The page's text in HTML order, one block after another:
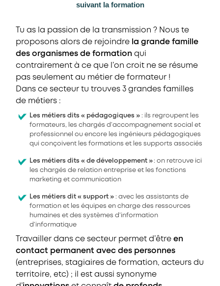
suivant la formation
Tu as la passion de la transmission ? Nous te
proposons alors de rejoindre la grande famille
des organismes de formation qui
contrairement à ce que l’on croit ne se résume
pas seulement au métier de formateur !
Dans ce secteur tu trouves 3 grandes familles
de métiers :
Les métiers dits « pédagogiques » : ils regroupent les
formateurs, les chargés d’accompagnement social et
professionnel ou encore les ingénieurs pédagogiques
qui conçoivent les formations et les supports associés
Les métiers dits « de développement » : on retrouve ici
les chargés de relation entreprise et les fonctions
marketing et communication
Les métiers dit « support » : avec les assistants de
formation et les équipes en charge des ressources
humaines et des systèmes d’information
d’informatique
Travailler dans ce secteur permet d’être en
contact permanent avec des personnes
(entreprises, stagiaires de formation, acteurs du
territoire, etc) ; il est aussi synonyme